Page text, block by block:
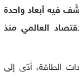
فيه أبعاد واحدة
العالمي منذ
الطاقة، أدّى إلى